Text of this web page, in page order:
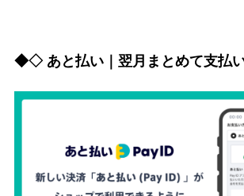
◆◇ あと払い｜翌月まとめて支